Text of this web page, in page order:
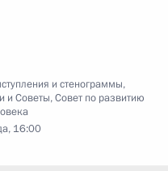
и стенограммы,
и Советы,Совет по развитию
16:00